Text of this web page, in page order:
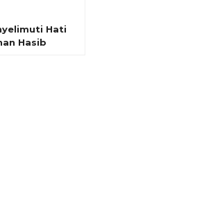
Hati
Hasib